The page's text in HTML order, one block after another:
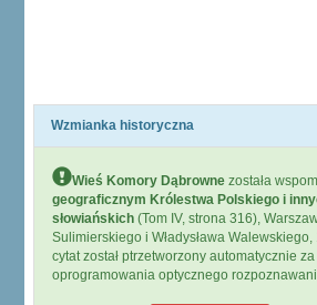
Wzmianka historyczna
Wieś Komory Dąbrowne została
geograficznym Królestwa Polskiego i
słowiańskich (Tom IV, strona 316),
Sulimierskiego i Władysława
cytat został ptrzetworzony automatycznie
oprogramowania optycznego